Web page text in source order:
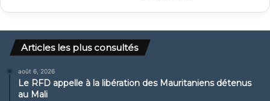
Articles les plus consultés
août 6, 2026
Le RFD appelle à la libération des Mauritaniens détenus
au Mali